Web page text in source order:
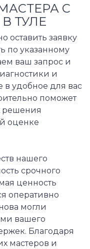
С
ТУЛЕ
оставить заявку
по указанному
ваш запрос и
и
в удобное для вас
поможет
решения
оценке
нашего
срочного
ценность
оперативно
могли
вашего
Благодаря
мастеров и